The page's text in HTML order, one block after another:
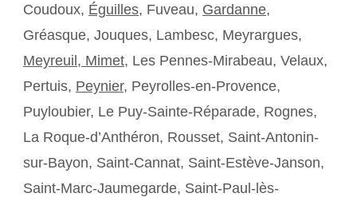
Coudoux, Éguilles, Fuveau, Gardanne,
Gréasque, Jouques, Lambesc, Meyrargues,
Meyreuil, Mimet, Les Pennes-Mirabeau, Velaux,
Pertuis, Peynier, Peyrolles-en-Provence,
Puyloubier, Le Puy-Sainte-Réparade, Rognes,
La Roque-d’Anthéron, Rousset, Saint-Antonin-
sur-Bayon, Saint-Cannat, Saint-Estève-Janson,
Saint-Marc-Jaumegarde, Saint-Paul-lès-